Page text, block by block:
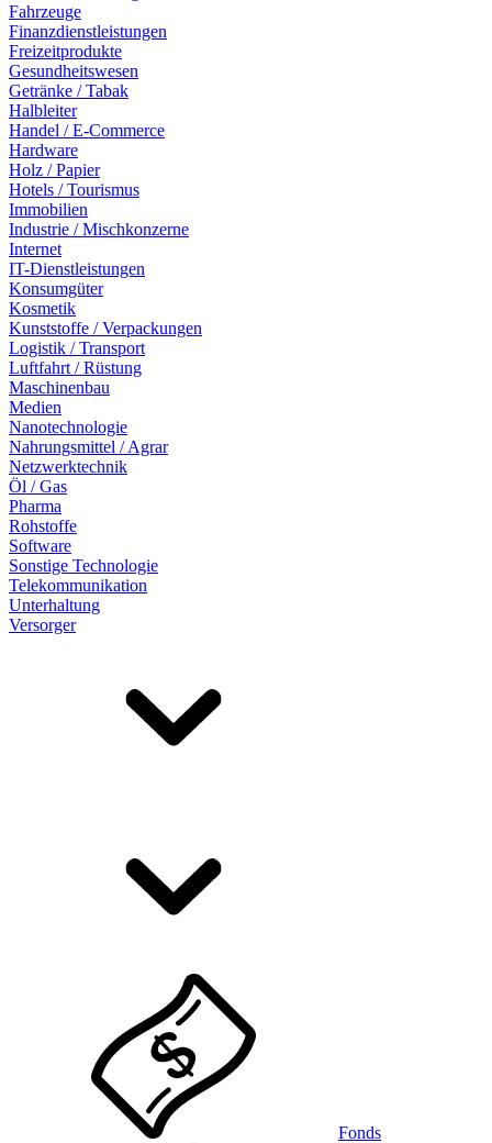
Fahrzeuge
Finanzdienstleistungen
Freizeitprodukte
Gesundheitswesen
Getränke / Tabak
Halbleiter
Handel / E-Commerce
Hardware
Holz / Papier
Hotels / Tourismus
Immobilien
Industrie / Mischkonzerne
Internet
IT-Dienstleistungen
Konsumgüter
Kosmetik
Kunststoffe / Verpackungen
Logistik / Transport
Luftfahrt / Rüstung
Maschinenbau
Medien
Nanotechnologie
Nahrungsmittel / Agrar
Netzwerktechnik
Öl / Gas
Pharma
Rohstoffe
Software
Sonstige Technologie
Telekommunikation
Unterhaltung
Versorger
Fonds